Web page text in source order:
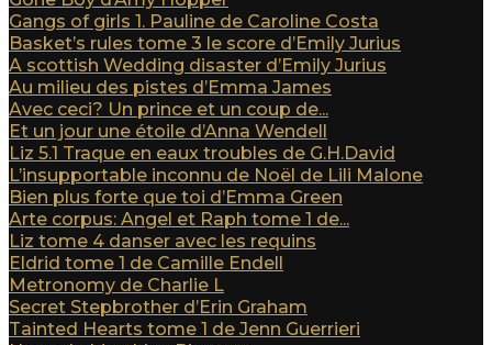
Gangs of girls 1. Pauline de Caroline Costa
Basket’s rules tome 3 le score d’Emily Jurius
A scottish Wedding disaster d’Emily Jurius
Au milieu des pistes d’Emma James
Avec ceci? Un prince et un coup de...
Et un jour une étoile d’Anna Wendell
Liz 5.1 Traque en eaux troubles de G.H.David
L’insupportable inconnu de Noël de Lili Malone
Bien plus forte que toi d’Emma Green
Arte corpus: Angel et Raph tome 1 de...
Liz tome 4 danser avec les requins
Eldrid tome 1 de Camille Endell
Metronomy de Charlie L
Secret Stepbrother d’Erin Graham
Tainted Hearts tome 1 de Jenn Guerrieri